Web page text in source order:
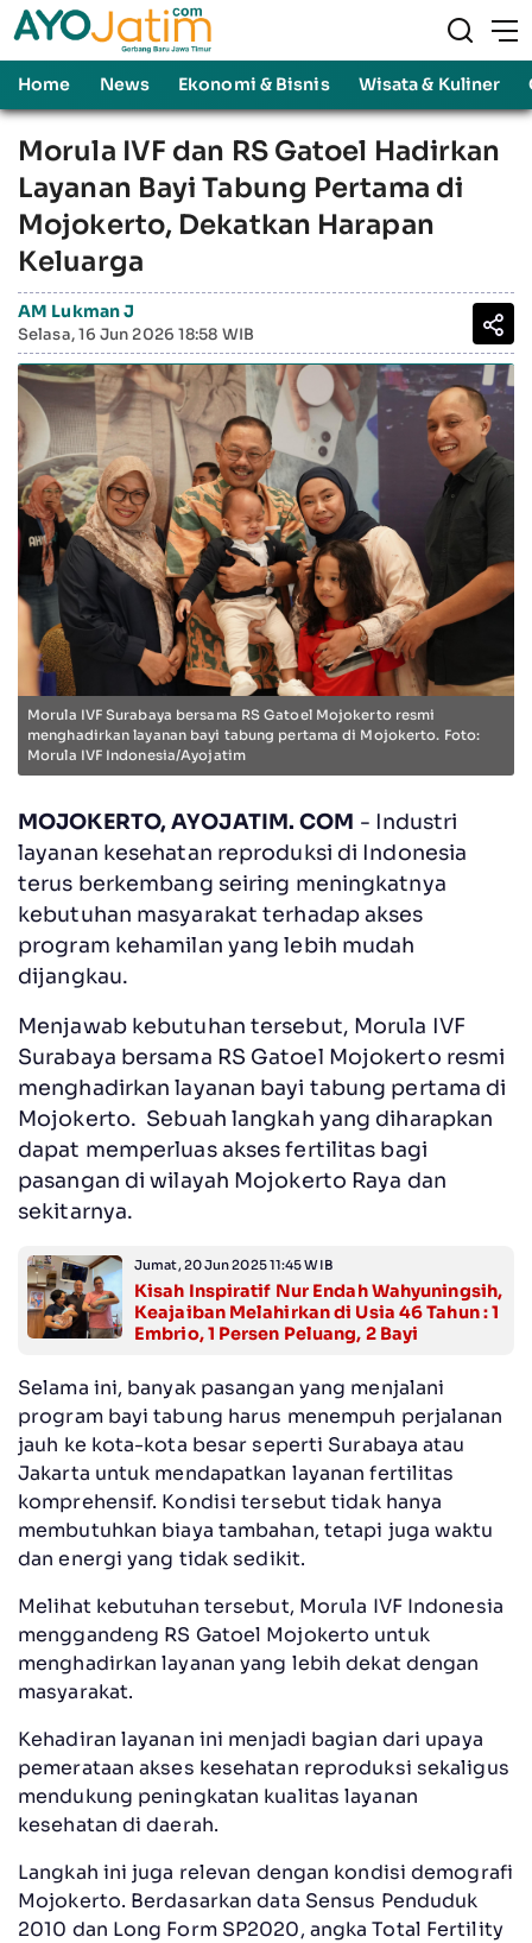
Home News Ekonomi & Bisnis Wisata & Kuliner
Morula IVF dan RS Gatoel Hadirkan
Layanan Bayi Tabung Pertama di
Mojokerto, Dekatkan Harapan
Keluarga
AM Lukman J
Selasa, 16 Jun 2026 18:58 WIB
Morula IVF Surabaya bersama RS Gatoel Mojokerto resmi
menghadirkan layanan bayi tabung pertama di Mojokerto. Foto:
Morula IVF Indonesia/Ayojatim
MOJOKERTO, AYOJATIM. COM - Industri
layanan kesehatan reproduksi di Indonesia
terus berkembang seiring meningkatnya
kebutuhan masyarakat terhadap akses
program kehamilan yang lebih mudah
dijangkau.
Menjawab kebutuhan tersebut, Morula IVF
Surabaya bersama RS Gatoel Mojokerto resmi
menghadirkan layanan bayi tabung pertama di
Mojokerto. Sebuah langkah yang diharapkan
dapat memperluas akses fertilitas bagi
pasangan di wilayah Mojokerto Raya dan
sekitarnya.
Jumat, 20 Jun 2025 11:45 WIB
Kisah Inspiratif Nur Endah Wahyuningsih,
Keajaiban Melahirkan di Usia 46 Tahun : 1
Embrio, 1 Persen Peluang, 2 Bayi
Selama ini, banyak pasangan yang menjalani
program bayi tabung harus menempuh perjalanan
jauh ke kota-kota besar seperti Surabaya atau
Jakarta untuk mendapatkan layanan fertilitas
komprehensif. Kondisi tersebut tidak hanya
membutuhkan biaya tambahan, tetapi juga waktu
dan energi yang tidak sedikit.
Melihat kebutuhan tersebut, Morula IVF Indonesia
menggandeng RS Gatoel Mojokerto untuk
menghadirkan layanan yang lebih dekat dengan
masyarakat.
Kehadiran layanan ini menjadi bagian dari upaya
pemerataan akses kesehatan reproduksi sekaligus
mendukung peningkatan kualitas layanan
kesehatan di daerah.
Langkah ini juga relevan dengan kondisi demografi
Mojokerto. Berdasarkan data Sensus Penduduk
2010 dan Long Form SP2020, angka Total Fertility